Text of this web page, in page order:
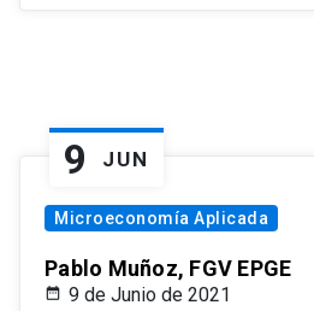
9 JUN
Microeconomía Aplicada
Pablo Muñoz, FGV EPGE
9 de Junio de 2021